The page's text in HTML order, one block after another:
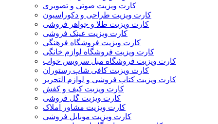
کارت ویزیت صوتی و تصویری
کارت ویزیت طراحی و دکوراسیون
کارت ویزیت طلا و جواهر فروشی
کارت ویزیت عینک فروشی
کارت ویزیت فروشگاه فرهنگی
کارت ویزیت فروشگاه لوازم خانگی
کارت ویزیت فروشگاه مبل سرویس خواب
کارت ویزیت کافی شاپ رستوران
کارت ویزیت کتاب فروشی و لوازم التحریر
کارت ویزیت کیف و کفش
کارت ویزیت گل فروشی
کارت ویزیت مشاور املاک
کارت ویزیت موبایل فروشی